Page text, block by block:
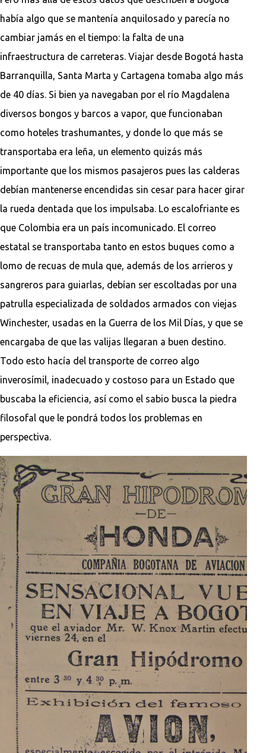
había algo que se mantenía anquilosado y parecía no
cambiar jamás en el tiempo: la falta de una
infraestructura de carreteras. Viajar desde Bogotá hasta
Barranquilla, Santa Marta y Cartagena tomaba algo más
de 40 días. Si bien ya navegaban por el río Magdalena
diversos bongos y barcos a vapor, que funcionaban
como hoteles trashumantes, y donde lo que más se
transportaba era leña, un elemento quizás más
importante que los mismos pasajeros pues las calderas
debían mantenerse encendidas sin cesar para hacer girar
la rueda dentada que los impulsaba. Lo escalofriante es
que Colombia era un país incomunicado. El correo
estatal se transportaba tanto en estos buques como a
lomo de recuas de mula que, además de los arrieros y
sangreros para guiarlas, debían ser escoltadas por una
patrulla especializada de soldados armados con viejas
Winchester, usadas en la Guerra de los Mil Días, y que se
encargaba de que las valijas llegaran a buen destino.
Todo esto hacía del transporte de correo algo
inverosímil, inadecuado y costoso para un Estado que
buscaba la eficiencia, así como el sabio busca la piedra
filosofal que le pondrá todos los problemas en
perspectiva.